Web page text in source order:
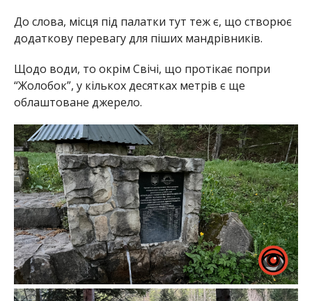
До слова, місця під палатки тут теж є, що створює
додаткову перевагу для піших мандрівників.
Щодо води, то окрім Свічі, що протікає попри
“Жолобок”, у кількох десятках метрів є ще
облаштоване джерело.